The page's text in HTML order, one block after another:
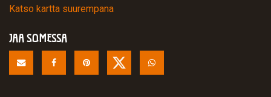
Katso kartta suurempana
JAA SOMESSA